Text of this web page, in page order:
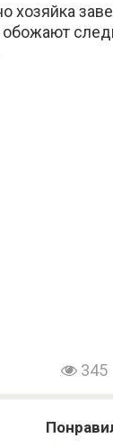
хозяйка
345